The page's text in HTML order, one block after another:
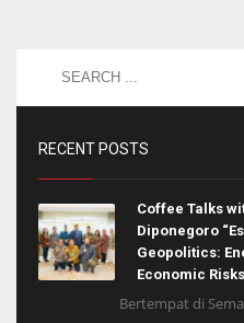
RECENT POSTS
Coffee Talks
Diponegoro
Geopolitics:
Economic
Bertempat di